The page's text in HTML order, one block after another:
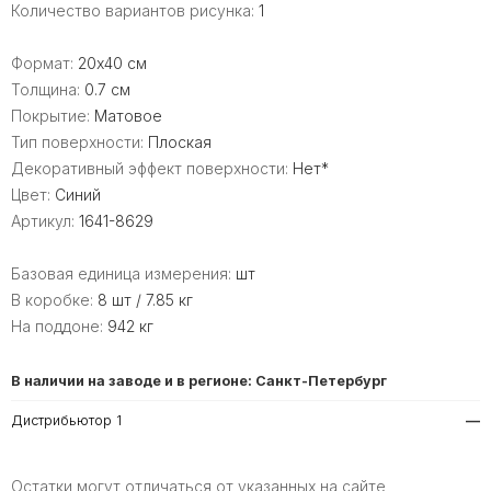
Количество вариантов рисунка: 1
Формат: 20x40 см
Толщина: 0.7 см
Покрытие: Матовое
Тип поверхности: Плоская
Декоративный эффект поверхности: Нет*
Цвет: Синий
Артикул: 1641-8629
Базовая единица измерения: шт
В коробке: 8 шт / 7.85 кг
На поддоне: 942 кг
В наличии на заводе и в регионе: Санкт-Петербург
Дистрибьютор 1 —
Остатки могут отличаться от указанных на сайте